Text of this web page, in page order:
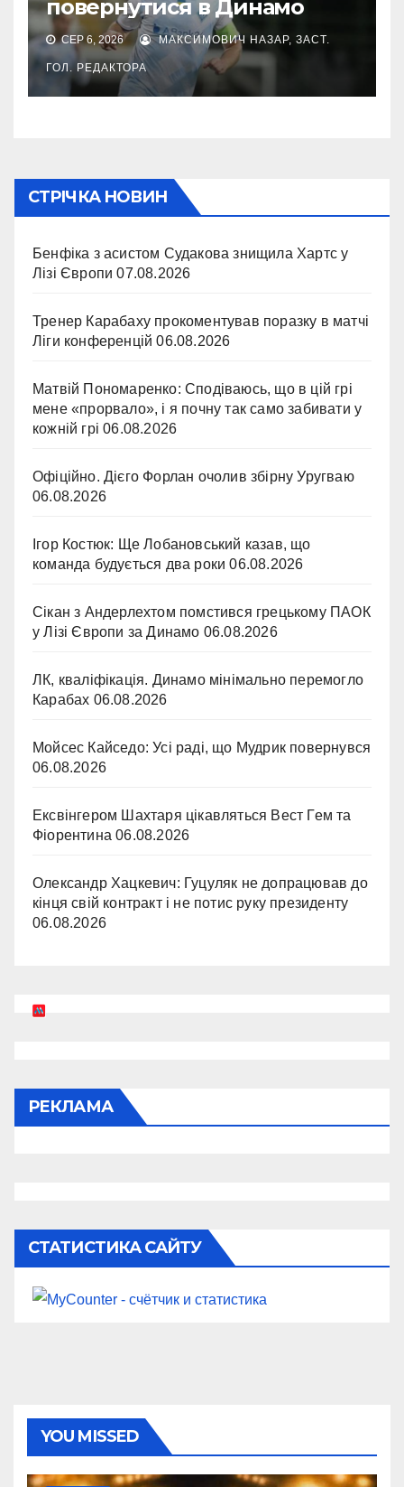
повернутися в Динамо
СЕР 6, 2026 МАКСИМОВИЧ НАЗАР, ЗАСТ.
ГОЛ. РЕДАКТОРА
СТРІЧКА НОВИН
Бенфіка з асистом Судакова знищила Хартс у
Лізі Європи 07.08.2026
Тренер Карабаху прокоментував поразку в матчі
Ліги конференцій 06.08.2026
Матвій Пономаренко: Сподіваюсь, що в цій грі
мене «прорвало», і я почну так само забивати у
кожній грі 06.08.2026
Офіційно. Дієго Форлан очолив збірну Уругваю
06.08.2026
Ігор Костюк: Ще Лобановський казав, що
команда будується два роки 06.08.2026
Сікан з Андерлехтом помстився грецькому ПАОК
у Лізі Європи за Динамо 06.08.2026
ЛК, кваліфікація. Динамо мінімально перемогло
Карабах 06.08.2026
Мойсес Кайседо: Усі раді, що Мудрик повернувся
06.08.2026
Ексвінгером Шахтаря цікавляться Вест Гем та
Фіорентина 06.08.2026
Олександр Хацкевич: Гуцуляк не допрацював до
кінця свій контракт і не потис руку президенту
06.08.2026
РЕКЛАМА
СТАТИСТИКА САЙТУ
YOU MISSED